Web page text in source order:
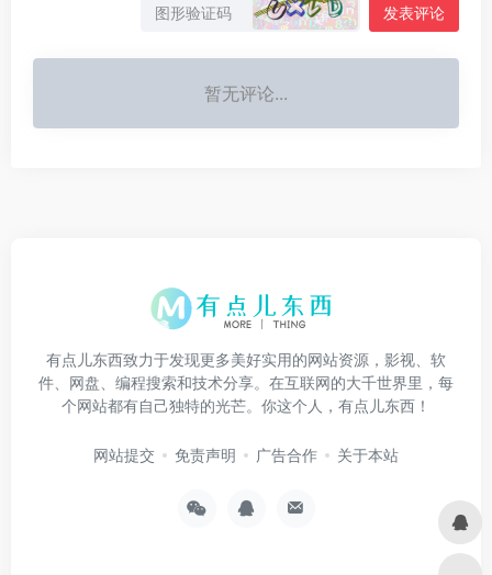
发表评论
暂无评论...
有点儿东西致力于发现更多美好实用的网站资源，影视、软
件、网盘、编程搜索和技术分享。在互联网的大千世界里，每
个网站都有自己独特的光芒。你这个人，有点儿东西！
网站提交 免责声明 广告合作 关于本站